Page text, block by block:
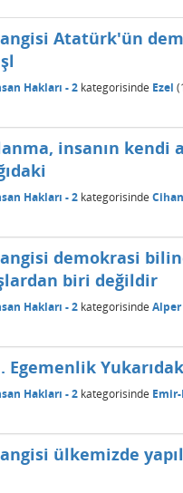
Atatürk'ün
Hakları - 2 kategorisinde Ezel (
insanın kendi
Hakları - 2 kategorisinde Cihan
demokrasi
biri değildir
Hakları - 2 kategorisinde Alper
Egemenlik
Hakları - 2 kategorisinde
ülkemizde